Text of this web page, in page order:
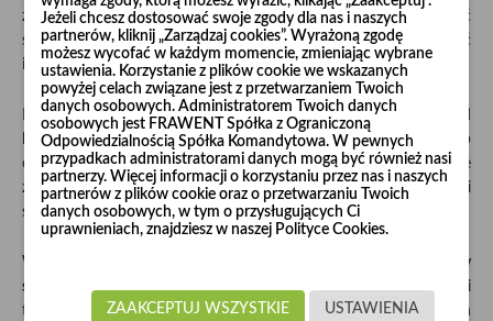
zastosowania niestandardowych wymiarów warto skontaktować
się z producentem lub sprzedawcą, aby przygotować
indywidualny zestaw kolan wzmacnianych.
Kolejnym czynnikiem jest sposób zabezpieczania kolan przed
korozją i uszkodzeniami mechanicznymi. Malowanie lub
cynkowanie galwaniczne to dwa popularne rozwiązania, które
zapewniają wysoką odporność na niekorzystne czynniki
środowiska.
Warto również zwrócić uwagę na rodzaj kolan - tłoczone czy
segmentowe.Tłoczone kolana to gwarancja wysokiej jakości i
trwałości. W ofercie dostępne są kolana o różnych stopniach
Jeżeli chcesz dostosować swoje zgody dla nas i naszych
partnerów, kliknij „Zarządzaj cookies”. Wyrażoną zgodę
możesz wycofać w każdym momencie, zmieniając wybrane
ustawienia. Korzystanie z plików cookie we wskazanych
powyżej celach związane jest z przetwarzaniem Twoich
danych osobowych. Administratorem Twoich danych
osobowych jest FRAWENT Spółka z Ograniczoną
Odpowiedzialnością Spółka Komandytowa. W pewnych
przypadkach administratorami danych mogą być również nasi
partnerzy. Więcej informacji o korzystaniu przez nas i naszych
partnerów z plików cookie oraz o przetwarzaniu Twoich
danych osobowych, w tym o przysługujących Ci
uprawnieniach, znajdziesz w naszej Polityce Cookies.
USTAWIENIA
ZAAKCEPTUJ WSZYSTKIE